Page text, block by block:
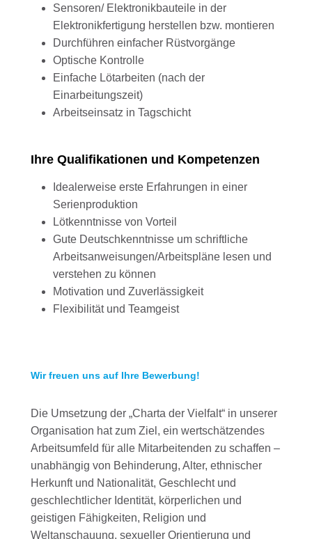
Sensoren/ Elektronikbauteile in der
Elektronikfertigung herstellen bzw. montieren
Durchführen einfacher Rüstvorgänge
Optische Kontrolle
Einfache Lötarbeiten (nach der
Einarbeitungszeit)
Arbeitseinsatz in Tagschicht
Ihre Qualifikationen und Kompetenzen
Idealerweise erste Erfahrungen in einer
Serienproduktion
Lötkenntnisse von Vorteil
Gute Deutschkenntnisse um schriftliche
Arbeitsanweisungen/Arbeitspläne lesen und
verstehen zu können
Motivation und Zuverlässigkeit
Flexibilität und Teamgeist
Wir freuen uns auf Ihre Bewerbung!
Die Umsetzung der „Charta der Vielfalt“ in unserer
Organisation hat zum Ziel, ein wertschätzendes
Arbeitsumfeld für alle Mitarbeitenden zu schaffen –
unabhängig von Behinderung, Alter, ethnischer
Herkunft und Nationalität, Geschlecht und
geschlechtlicher Identität, körperlichen und
geistigen Fähigkeiten, Religion und
Weltanschauung, sexueller Orientierung und